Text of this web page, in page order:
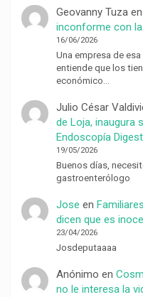
Geovanny Tuzaen
inconforme con
16/06/2026
Una empresa de
entiende que los
económico…
Julio César
de Loja, inaugura
Endoscopía
19/05/2026
Buenos días,
gastroenterólogo
Jose en
dicen que es
23/04/2026
Josdeputaaaa
Anónimo en
no le interesa la